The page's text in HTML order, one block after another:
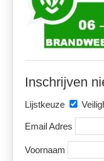
Inschrijven
Lijstkeuze
Email Adres
Voornaam